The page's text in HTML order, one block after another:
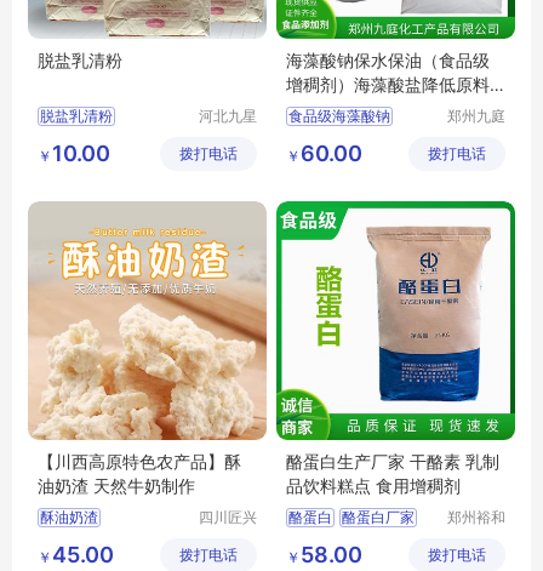
脱盐乳清粉
脱盐乳清粉
脱盐乳清粉食品级
脱盐乳清粉批发零售
河北九星
有限公司
￥ 10.00 拨打电话
海藻酸钠保水保油（食品级
增稠剂）海藻酸盐降低原料
肉用量
食品级海藻酸钠
海藻酸钠食用增稠剂
郑州九庭
有限公司
￥ 60.00 拨打电话
【川西高原特色农产品】酥
油奶渣 天然牛奶制作
酥油奶渣
四川匠兴
展有限公
￥ 45.00 拨打电话
酪蛋白生产厂家 干酪素 乳制
品饮料糕点 食用增稠剂
酪蛋白
酪蛋白厂家
干酪素生产厂家
郑州裕和
剂有限公
￥ 58.00 拨打电话